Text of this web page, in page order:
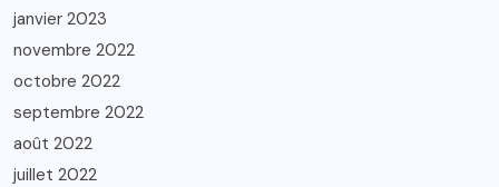
janvier 2023
novembre 2022
octobre 2022
septembre 2022
août 2022
juillet 2022